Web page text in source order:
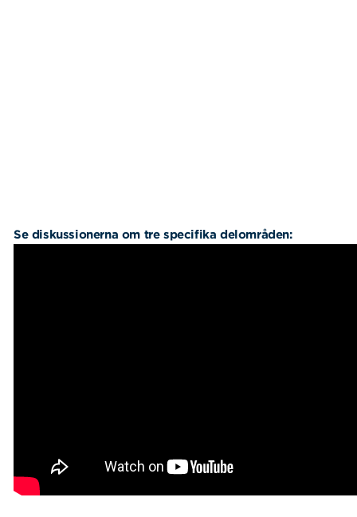
Se diskussionerna om tre specifika delområden: